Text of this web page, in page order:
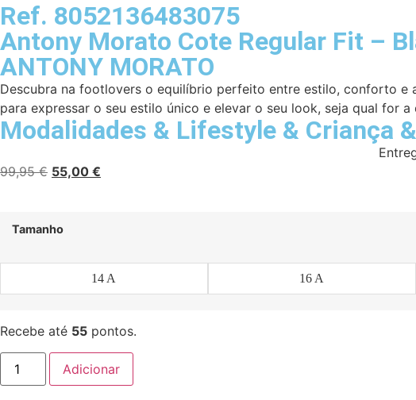
Ref. 8052136483075
Antony Morato Cote Regular Fit –
ANTONY MORATO
Descubra na footlovers o equilíbrio perfeito entre estilo, conforto e
para expressar o seu estilo único e elevar o seu look, seja qual for a
Modalidades & Lifestyle & Criança &
99,95€ 55,00 €
Tamanho
14 A 16 A
Recebe até 55 pontos.
Adicionar